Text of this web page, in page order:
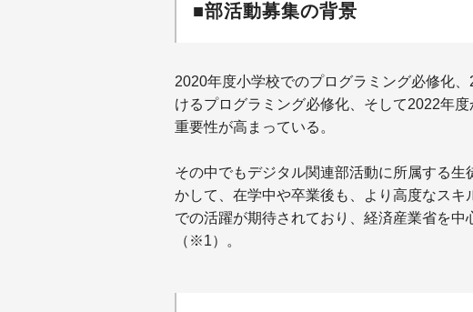
■部活動募集の背景
2020年度小学校でのプログラミング必修化
けるプログラミング必修化、そして2022年
重要性が高まっている。
その中でもデジタル関連部活動に所属する
かして、在学中や卒業後も、より高度なス
での活躍が期待されており、経済産業省を
（※1）。